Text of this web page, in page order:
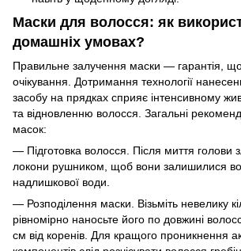
Маски для волосся: як
домашніх умовах?
Правильне залучення маски — гарантія,
очікування. Дотримання технології
засобу на прядках сприяє інтенсивному
та відновленню волосся. Загальні
масок:
— Підготовка волосся. Після миття голови
локони рушником, щоб вони залишилися
надлишкової води.
— Розподілення маски. Візьміть невелику
рівномірно наносьте його по довжині
см від коренів. Для кращого проникнення